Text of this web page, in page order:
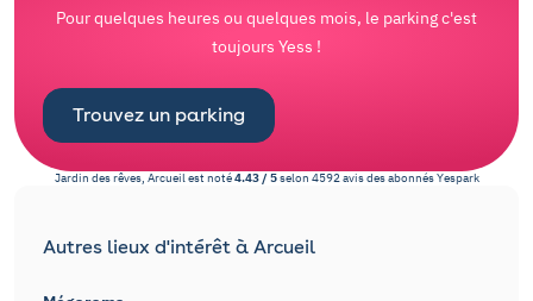
Pour quelques heures ou quelques mois, le parking c'est
toujours Yess !
Trouvez un parking
Jardin des rêves, Arcueilest noté4.43/ 5selon 4592avis des abonnésYespark
Autres lieux d'intérêt à Arcueil